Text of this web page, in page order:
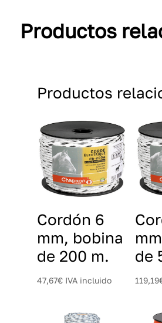
Productos
Productos
Cordón 6
mm, bobina
de 200 m.
47,67€ IVA incluido
de
119,19